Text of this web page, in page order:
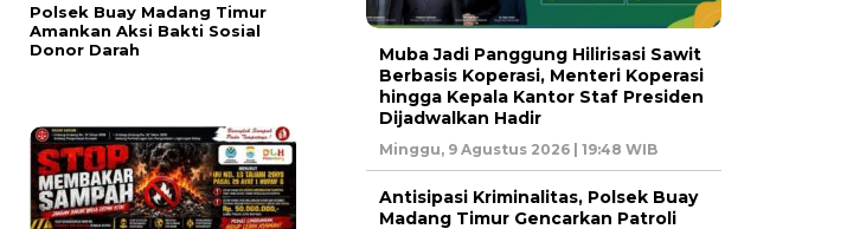
Polsek Buay Madang Timur
Amankan Aksi Bakti Sosial
Donor Darah
Muba Jadi Panggung Hilirisasi Sawit
Berbasis Koperasi, Menteri Koperasi
hingga Kepala Kantor Staf Presiden
Dijadwalkan Hadir
Minggu, 9 Agustus 2026 | 19:48 WIB
Antisipasi Kriminalitas, Polsek Buay
Madang Timur Gencarkan Patroli